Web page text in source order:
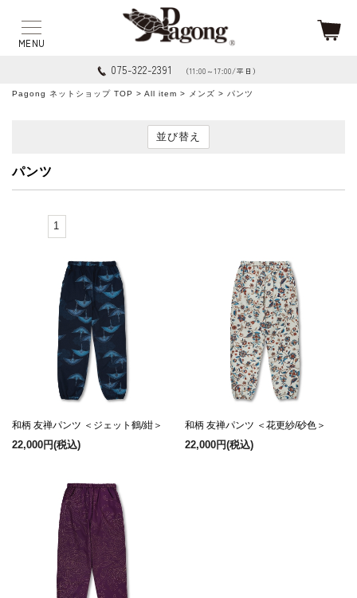
075-322-2391 （11:00～17:00/平日）
Pagong ネットショップ TOP > All item > メンズ > パンツ
並び替え
パンツ
1
和柄 友禅パンツ ＜ジェット鶴/紺＞
22,000円(税込)
和柄 友禅パンツ ＜花更紗/砂色＞
22,000円(税込)